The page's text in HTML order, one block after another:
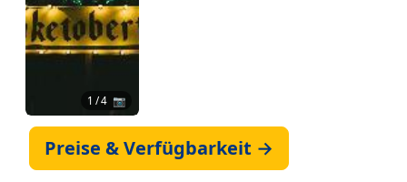
1 / 4 📷
Preise & Verfügbarkeit →